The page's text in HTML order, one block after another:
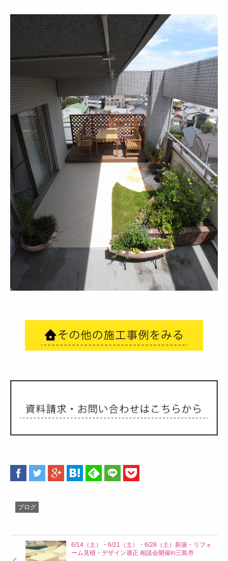
ブログ
6/14（土）・6/21（土）・6/28（土）新築・リフォ
ーム見積・デザイン適正 相談会開催in三島市